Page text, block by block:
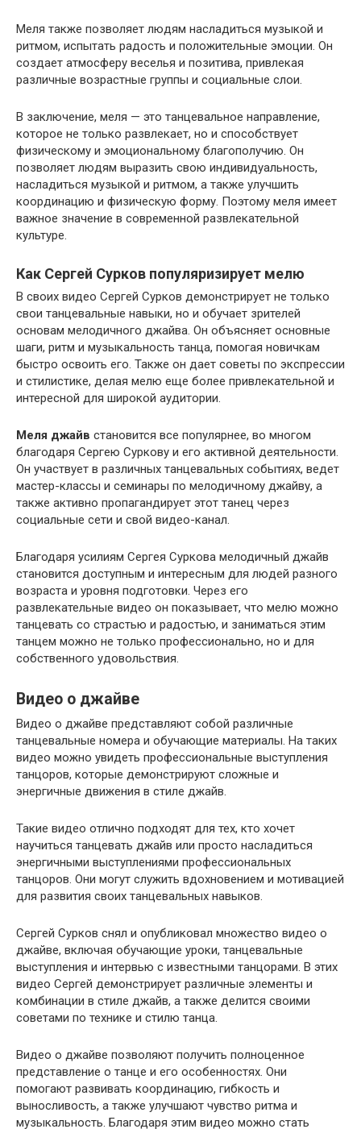
Меля также позволяет людям насладиться музыкой и
ритмом, испытать радость и положительные эмоции. Он
создает атмосферу веселья и позитива, привлекая
различные возрастные группы и социальные слои.
В заключение, меля — это танцевальное направление,
которое не только развлекает, но и способствует
физическому и эмоциональному благополучию. Он
позволяет людям выразить свою индивидуальность,
насладиться музыкой и ритмом, а также улучшить
координацию и физическую форму. Поэтому меля имеет
важное значение в современной развлекательной
культуре.
Как Сергей Сурков популяризирует мелю
В своих видео Сергей Сурков демонстрирует не только
свои танцевальные навыки, но и обучает зрителей
основам мелодичного джайва. Он объясняет основные
шаги, ритм и музыкальность танца, помогая новичкам
быстро освоить его. Также он дает советы по экспрессии
и стилистике, делая мелю еще более привлекательной и
интересной для широкой аудитории.
Меля джайв становится все популярнее, во многом
благодаря Сергею Суркову и его активной деятельности.
Он участвует в различных танцевальных событиях, ведет
мастер-классы и семинары по мелодичному джайву, а
также активно пропагандирует этот танец через
социальные сети и свой видео-канал.
Благодаря усилиям Сергея Суркова мелодичный джайв
становится доступным и интересным для людей разного
возраста и уровня подготовки. Через его
развлекательные видео он показывает, что мелю можно
танцевать со страстью и радостью, и заниматься этим
танцем можно не только профессионально, но и для
собственного удовольствия.
Видео о джайве
Видео о джайве представляют собой различные
танцевальные номера и обучающие материалы. На таких
видео можно увидеть профессиональные выступления
танцоров, которые демонстрируют сложные и
энергичные движения в стиле джайв.
Такие видео отлично подходят для тех, кто хочет
научиться танцевать джайв или просто насладиться
энергичными выступлениями профессиональных
танцоров. Они могут служить вдохновением и мотивацией
для развития своих танцевальных навыков.
Сергей Сурков снял и опубликовал множество видео о
джайве, включая обучающие уроки, танцевальные
выступления и интервью с известными танцорами. В этих
видео Сергей демонстрирует различные элементы и
комбинации в стиле джайв, а также делится своими
советами по технике и стилю танца.
Видео о джайве позволяют получить полноценное
представление о танце и его особенностях. Они
помогают развивать координацию, гибкость и
выносливость, а также улучшают чувство ритма и
музыкальность. Благодаря этим видео можно стать